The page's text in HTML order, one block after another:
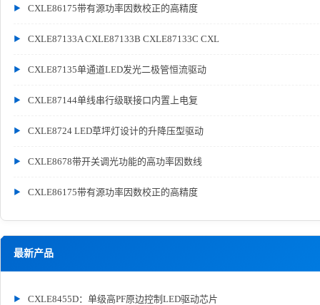
CXLE86175带有源功率因数校正的高精度
CXLE87133A CXLE87133B CXLE87133C CXL
CXLE87135单通道LED发光二极管恒流驱动
CXLE87144单线串行级联接口内置上电复
CXLE8724 LED草坪灯设计的升降压型驱动
CXLE8678带开关调光功能的高功率因数线
CXLE86175带有源功率因数校正的高精度
最新产品
CXLE8455D：单级高PF原边控制LED驱动芯片